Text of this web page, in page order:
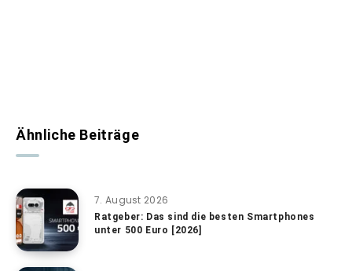
Ähnliche Beiträge
7. August 2026
Ratgeber: Das sind die besten Smartphones
unter 500 Euro [2026]